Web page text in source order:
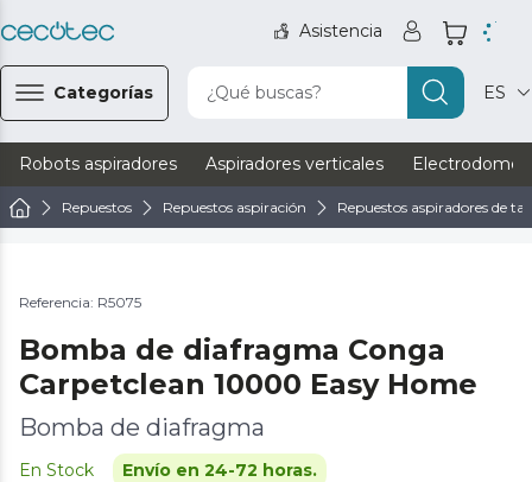
Asistencia
Categorías ¿Qué buscas? ES
Robots aspiradores Aspiradores verticales
Repuestos Repuestos aspiración Repuestos aspiradores de
Referencia: R5075
Bomba de diafragma Conga
Carpetclean 10000 Easy Home
Bomba de diafragma
En Stock Envío en 24-72 horas.